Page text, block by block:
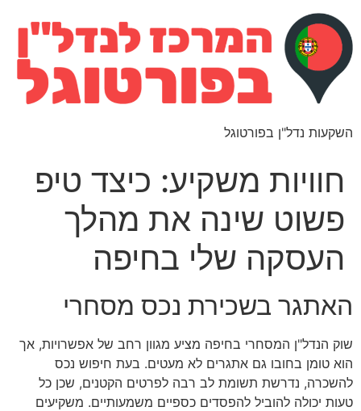
השקעות נדל"ן בפורטוגל
חוויות משקיע: כיצד טיפ
פשוט שינה את מהלך
העסקה שלי בחיפה
האתגר בשכירת נכס מסחרי
שוק הנדל"ן המסחרי בחיפה מציע מגוון רחב של אפשרויות, אך
הוא טומן בחובו גם אתגרים לא מעטים. בעת חיפוש נכס
להשכרה, נדרשת תשומת לב רבה לפרטים הקטנים, שכן כל
טעות יכולה להוביל להפסדים כספיים משמעותיים. משקיעים